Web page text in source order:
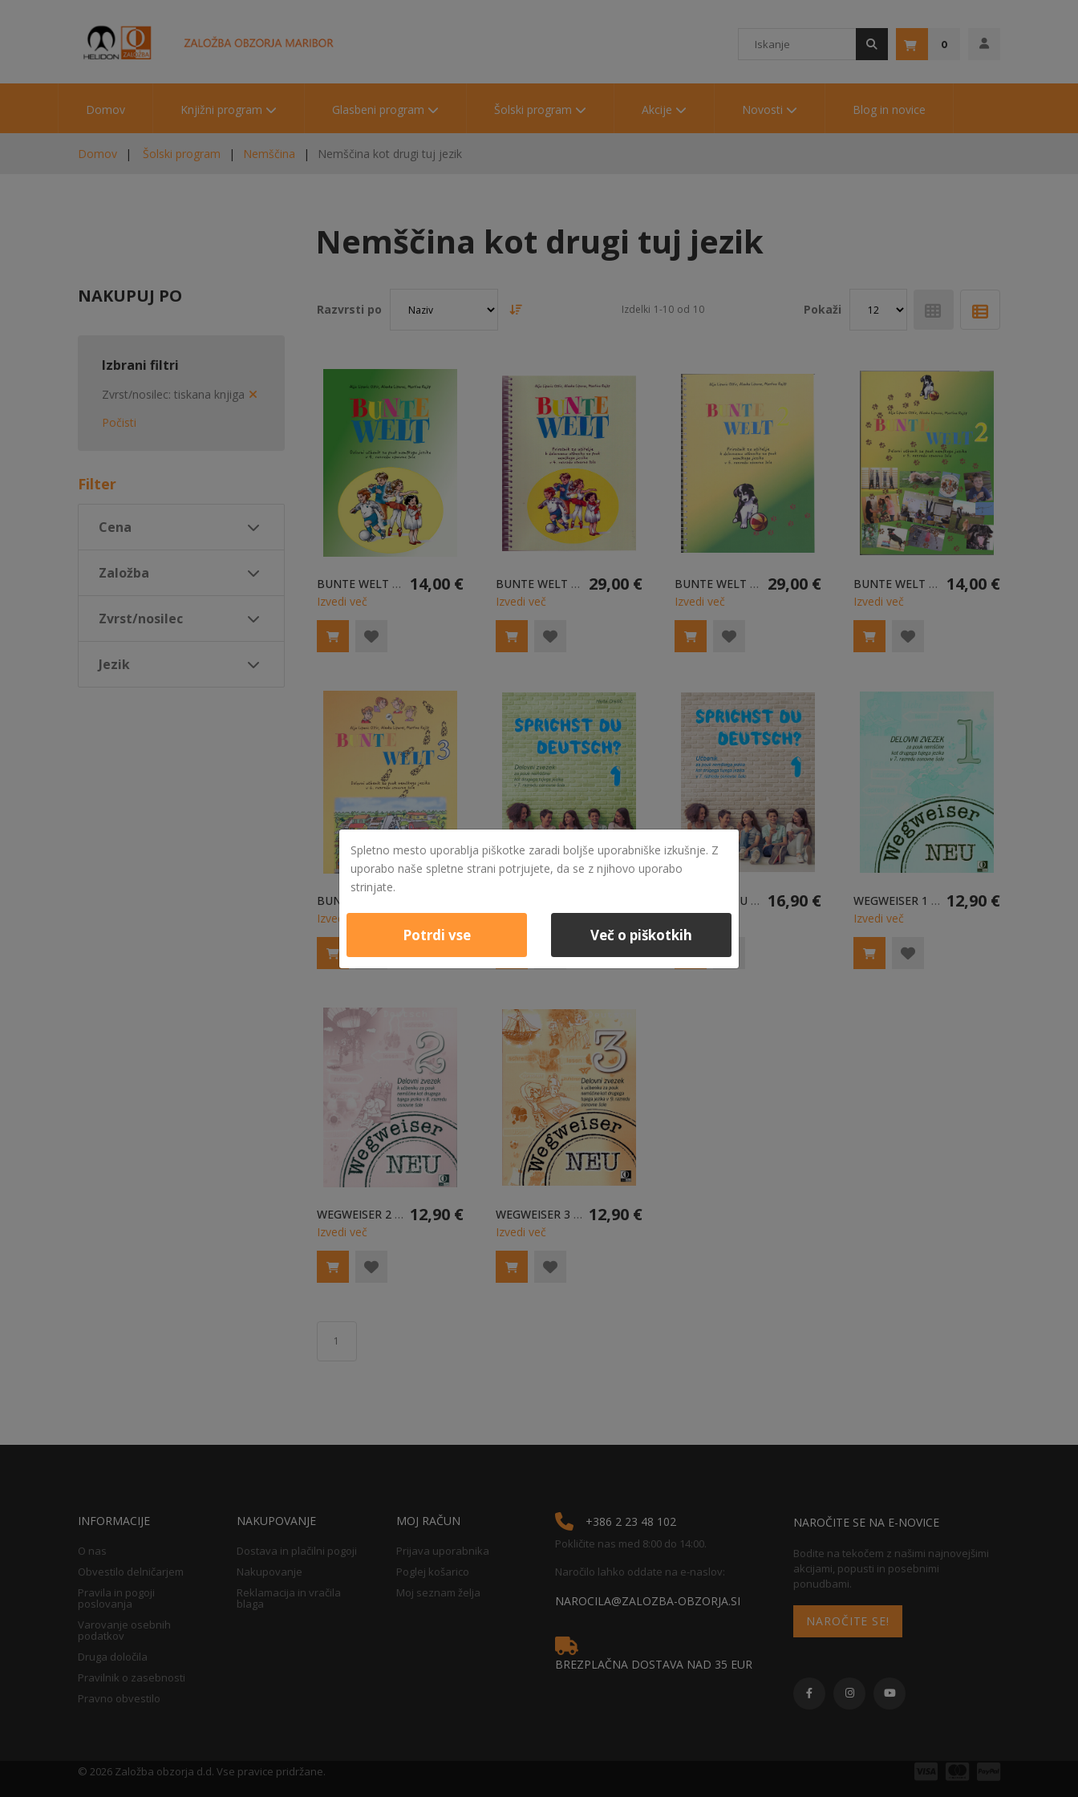
0
Domov Knjižni program Glasbeni program Šolski program Akcije Novosti Blog in novice
Domov Šolski program Nemščina Nemščina kot drugi tuj jezik
Nemščina kot drugi tuj jezik
Razvrsti po Izdelki 1-10 od 10 Pokaži
BUNTE WELT - DELOVNI UČBENIK ZA 4. RAZRED OSNOVNE ŠOLE 14,00 €
Izvedi več
BUNTE WELT - PRIROČNIK ZA UČITELJE K DELOVNEMU UČBENIKU ZA 4. RAZRED OSNOVNE ŠOLE 29,00 €
Izvedi več
BUNTE WELT 2 - PRIROČNIK ZA UČITELJE 29,00 €
Izvedi več
BUNTE WELT 2 - DELOVNI UČBENIK ZA POUK NEMŠKEGA JEZIKA V 5. RAZREDU 14,00 €
Izvedi več
Izvedi več Izvedi več
SPRICHST DU DEUTSCH? 1 - UČBENIK 16,90 € WEGWEISER 1 NEU - DELOVNI ZVEZEK 12,90 €
Izvedi več
WEGWEISER 2 NEU - DELOVNI ZVEZEK 12,90 €
Izvedi več
WEGWEISER 3 NEU - DELOVNI ZVEZEK 12,90 €
Izvedi več
1
NAKUPUJ PO
Izbrani filtri
Zvrst/nosilec tiskana knjiga
Počisti
Filter
Cena
Založba
Zvrst/nosilec
Jezik
INFORMACIJE
O nas
Obvestilo delničarjem
Pravila in pogoji
poslovanja
Varovanje osebnih
podatkov
Druga določila
Pravilnik o zasebnosti
Pravno obvestilo
NAKUPOVANJE
Dostava in plačilni pogoji
Nakupovanje
Reklamacija in vračila
blaga
MOJ RAČUN
Prijava uporabnika
Poglej košarico
Moj seznam želja
+386 2 23 48 102
Pokličite nas med 8:00 do 14:00.
Naročilo lahko oddate na e-naslov:
NAROCILA@ZALOZBA-OBZORJA.SI
BREZPLAČNA DOSTAVA NAD 35 EUR
NAROČITE SE NA E-NOVICE
Bodite na tekočem z našimi najnovejšimi
akcijami, popusti in posebnimi
ponudbami.
NAROČITE SE!
© 2026 Založba obzorja d.d. Vse pravice pridržane.
Spletno mesto uporablja piškotke zaradi boljše uporabniške izkušnje. Z
uporabo naše spletne strani potrjujete, da se z njihovo uporabo
strinjate.
Potrdi vse Več o piškotkih